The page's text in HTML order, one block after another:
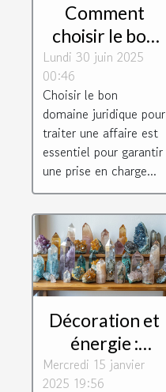
Comment
choisir le bon
domaine
juridique pour
votre affaire ?
Lundi 30 juin 2025
00:46
Choisir le bon
domaine juridique pour
traiter une affaire est
essentiel pour garantir
une prise en charge...
Décoration et
énergie :
harmoniser
Mercredi 15 janvier
2025 19:56